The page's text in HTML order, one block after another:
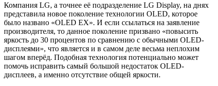
Компания LG, а точнее её подразделение LG Display, на днях
представила новое поколение технологии OLED, которое
было названо «OLED EX». И если ссылаться на заявление
производителя, то данное поколение призвано «повысить
яркость до 30 процентов по сравнению с обычными OLED-
дисплеями», что является и в самом деле весьма неплохим
шагом вперёд. Подобная технология потенциально может
помочь исправить самый большой недостаток OLED-
дисплеев, а именно отсутствие общей яркости.